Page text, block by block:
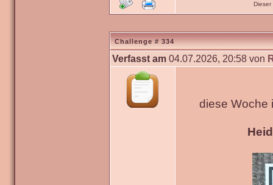
Challenge # 334
Verfasst am 04.07.2026, 20:58 von
diese Woche